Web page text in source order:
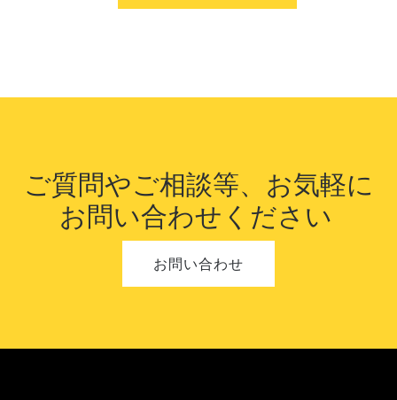
ご質問やご相談等、お気軽に
お問い合わせください
お問い合わせ